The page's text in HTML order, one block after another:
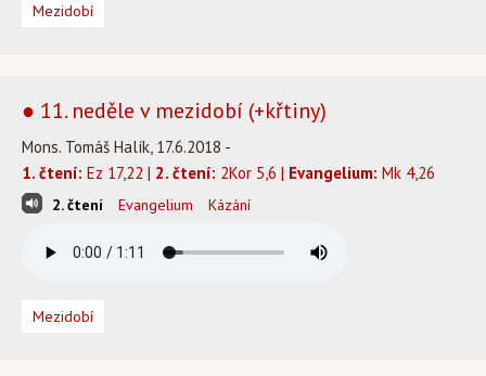
Mezidobí
● 11. neděle v mezidobí (+křtiny)
Mons. Tomáš Halík, 17.6.2018 -
1. čtení: Ez 17,22 | 2. čtení: 2Kor 5,6 | Evangelium: Mk 4,26
2. čtení Evangelium Kázání
Mezidobí